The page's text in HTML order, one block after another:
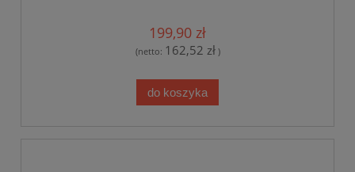
199,90 zł
(netto: 162,52 zł)
do koszyka